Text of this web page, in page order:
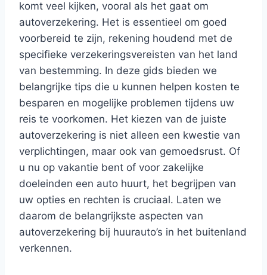
komt veel kijken, vooral als het gaat om
autoverzekering. Het is essentieel om goed
voorbereid te zijn, rekening houdend met de
specifieke verzekeringsvereisten van het land
van bestemming. In deze gids bieden we
belangrijke tips die u kunnen helpen kosten te
besparen en mogelijke problemen tijdens uw
reis te voorkomen. Het kiezen van de juiste
autoverzekering is niet alleen een kwestie van
verplichtingen, maar ook van gemoedsrust. Of
u nu op vakantie bent of voor zakelijke
doeleinden een auto huurt, het begrijpen van
uw opties en rechten is cruciaal. Laten we
daarom de belangrijkste aspecten van
autoverzekering bij huurauto’s in het buitenland
verkennen.